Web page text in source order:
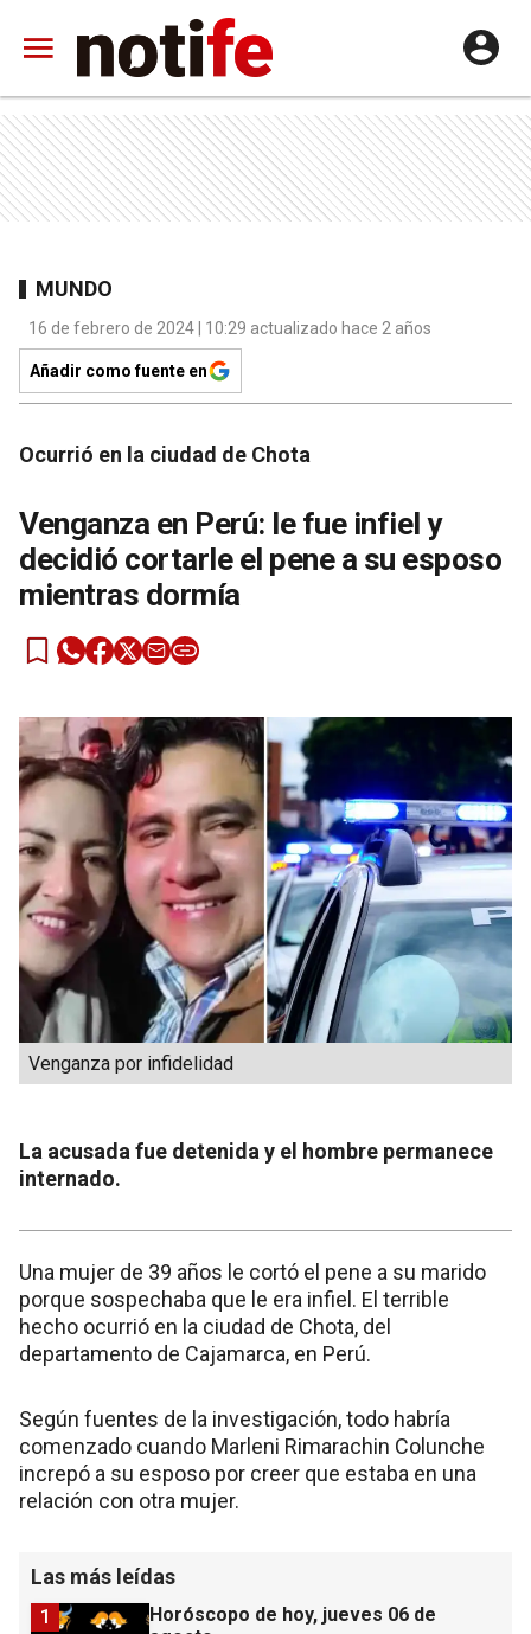
MUNDO
16 de febrero de 2024 | 10:29 actualizado hace 2 años
Añadir como fuente en
Ocurrió en la ciudad de Chota
Venganza en Perú: le fue infiel y
decidió cortarle el pene a su esposo
mientras dormía
Venganza por infidelidad
La acusada fue detenida y el hombre permanece
internado.
Una mujer de 39 años le cortó el pene a su marido
porque sospechaba que le era infiel. El terrible
hecho ocurrió en la ciudad de Chota, del
departamento de Cajamarca, en Perú.
Según fuentes de la investigación, todo habría
comenzado cuando Marleni Rimarachin Colunche
increpó a su esposo por creer que estaba en una
relación con otra mujer.
Las más leídas
Horóscopo de hoy, jueves 06 de
1